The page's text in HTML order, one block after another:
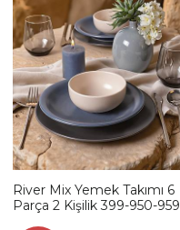
River Mix Yemek Takımı 6
Parça 2 Kişilik 399-950-959